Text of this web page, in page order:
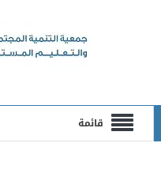
قائمة